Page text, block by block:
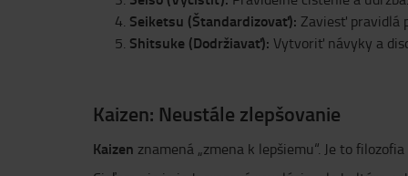
Seiketsu (Štandardizovať): Zaviesť pravidlá
Shitsuke (Dodržiavať): Vytvoriť návyky a
Kaizen: Neustále zlepšovanie
Kaizen znamená „zmena k lepšiemu“. Je to